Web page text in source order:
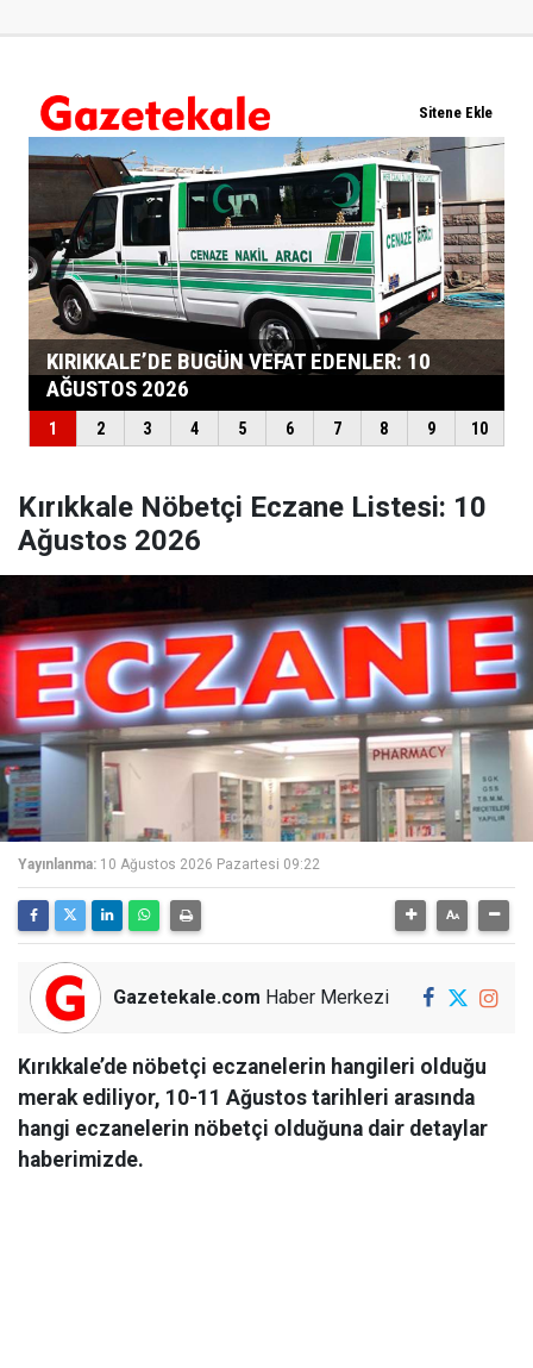
Kırıkkale Nöbetçi Eczane Listesi: 10
Ağustos 2026
Yayınlanma: 10 Ağustos 2026 Pazartesi 09:22
Gazetekale.com Haber Merkezi
Kırıkkale’de nöbetçi eczanelerin hangileri olduğu
merak ediliyor, 10-11 Ağustos tarihleri arasında
hangi eczanelerin nöbetçi olduğuna dair detaylar
haberimizde.